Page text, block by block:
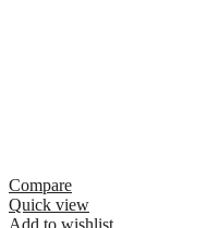
Compare
Quick view
Add to wishlist